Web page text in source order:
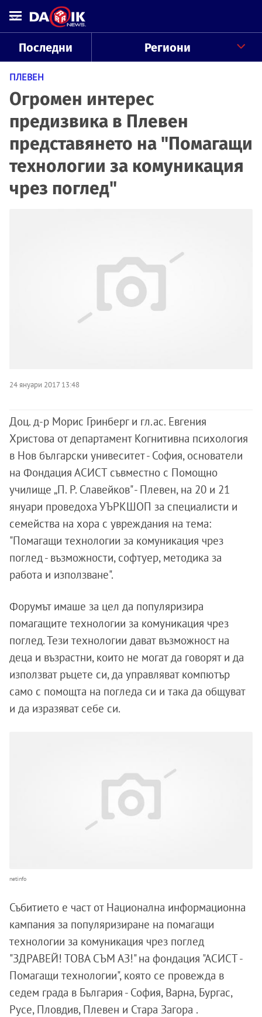
Последни Региони
ПЛЕВЕН
Огромен интерес
предизвика в Плевен
представянето на "Помагащи
технологии за комуникация
чрез поглед"
24 януари 2017 13:48
Доц. д-р Морис Гринберг и гл.ас. Евгения
Христова от департамент Когнитивна психология
в Нов български унивеситет - София, основатели
на Фондация АСИСТ съвместно с Помощно
училище „П. Р. Славейков" - Плевен, на 20 и 21
януари проведоха УЪРКШОП за специалисти и
семейства на хора с увреждания на тема:
"Помагащи технологии за комуникация чрез
поглед - възможности, софтуер, методика за
работа и използване".
Форумът имаше за цел да популяризира
помагащите технологии за комуникация чрез
поглед. Тези технологии дават възможност на
деца и възрастни, които не могат да говорят и да
използват ръцете си, да управляват компютър
само с помощта на погледа си и така да общуват
и да изразяват себе си.
netinfo
Събитието е част от Национална информационна
кампания за популяризиране на помагащи
технологии за комуникация чрез поглед
"ЗДРАВЕЙ! ТОВА СЪМ АЗ!" на фондация "АСИСТ -
Помагащи технологии", която се провежда в
седем града в България - София, Варна, Бургас,
Русе, Пловдив, Плевен и Стара Загора .